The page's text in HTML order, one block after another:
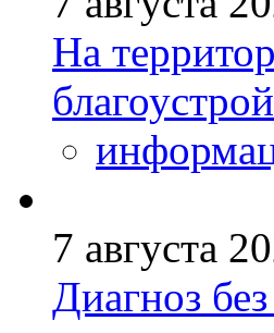
На
7 августа
Диагноз